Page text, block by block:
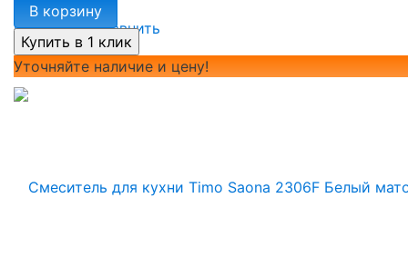
избранное сравнить
В корзину
Уточняйте наличие и цену!